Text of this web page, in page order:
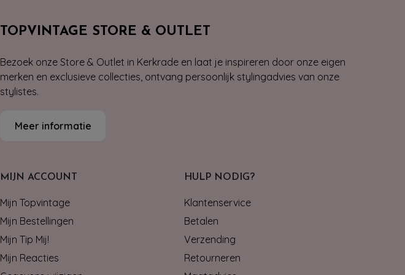
TOPVINTAGE STORE & OUTLET
Bezoek onze Store & Outlet in Kerkrade en laat je inspireren door onze eigen
merken en exclusieve collecties, ontvang persoonlijk stylingadvies van onze
stylistes.
Meer informatie
MIJN ACCOUNT
Mijn Topvintage
Mijn Bestellingen
Mijn Tip Mij!
Mijn Reacties
HULP NODIG?
Klantenservice
Betalen
Verzending
Retourneren